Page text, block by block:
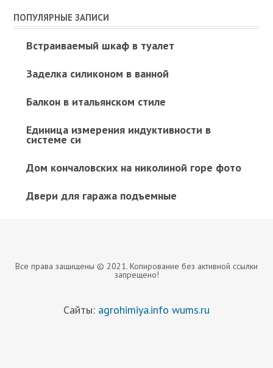
ПОПУЛЯРНЫЕ ЗАПИСИ
Встраиваемый шкаф в туалет
Заделка силиконом в ванной
Балкон в итальянском стиле
Единица измерения индуктивности в
системе си
Дом кончаловских на николиной горе фото
Двери для гаража подъемные
Все права защищены © 2021. Копирование без активной ссылки
запрещено!
Сайты: agrohimiya.info wums.ru